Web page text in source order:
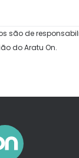
são de
do Aratu On.